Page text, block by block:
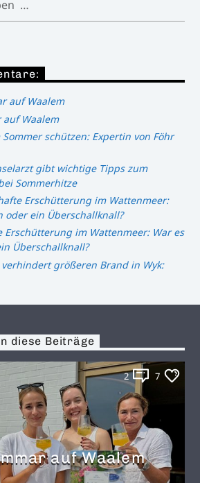
auf Waalem
Waalem
schützen: Expertin von Föhr
gibt wichtige Tipps zum
Sommerhitze
Erschütterung im Wattenmeer:
oder ein Überschallknall?
Erschütterung im Wattenmeer: War es
Überschallknall?
größeren Brand in Wyk:
diese Beiträge
2 7
auf Waalem